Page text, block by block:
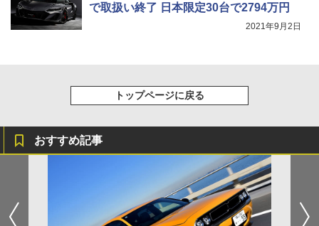
で取扱い終了 日本限定30台で2794万円
2021年9月2日
トップページに戻る
おすすめ記事